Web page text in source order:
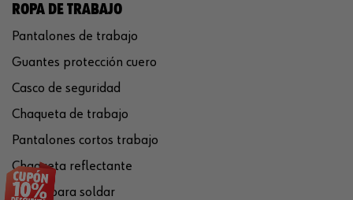
ROPA DE TRABAJO
Pantalones de trabajo
Guantes protección cuero
Casco de seguridad
Chaqueta de trabajo
Pantalones cortos trabajo
Chaqueta reflectante
Gafas para soldar